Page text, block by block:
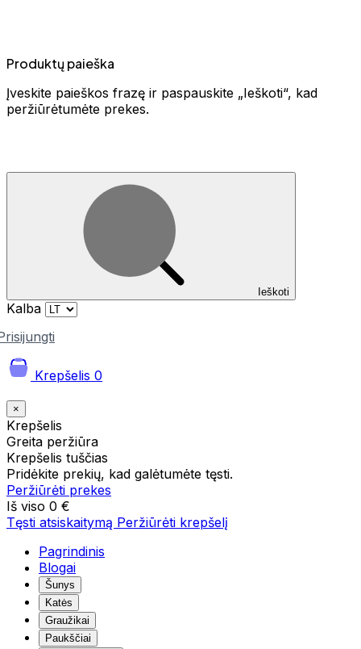
Produktų paieška
Įveskite paieškos frazę ir paspauskite „Ieškoti“, kad
peržiūrėtumėte prekes.
Ieškoti
Kalba
Krepšelis 0
×
Krepšelis
Greita peržiūra
Krepšelis tuščias
Pridėkite prekių, kad galėtumėte tęsti.
Peržiūrėti prekes
Iš viso 0 €
Tęsti atsiskaitymą Peržiūrėti krepšelį
Pagrindinis
Blogai
Šunys
Katės
Graužikai
Paukščiai